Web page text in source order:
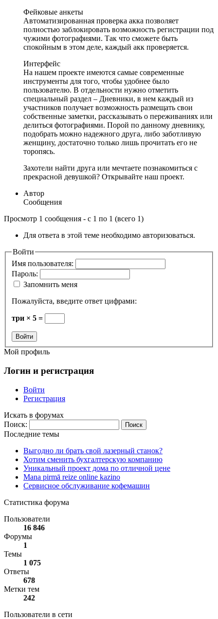
Фейковые анкеты
Автоматизированная проверка акка позволяет
полностью заблокировать возможность регистрации под
чужими фотографиями. Так что сможете быть
спокойным в этом деле, каждый акк проверяется.
Интерфейс
На нашем проекте имеются самые современные
инструменты для того, чтобы удобнее было
пользователю. В отдельности нужно отметить
специальный раздел – Дневники, в нем каждый из
участников получает возможность размещать свои
собственные заметки, рассказывать о переживаниях или
делиться фотографиями. Порой по данному дневнику,
подобрать можно надежного друга, либо заботливую
женщину, достаточно только лишь прочитать его не
торопясь.
Захотели найти друга или мечтаете познакомиться с
прекрасной девушкой? Открывайте наш проект.
Автор
Сообщения
Просмотр 1 сообщения - с 1 по 1 (всего 1)
Для ответа в этой теме необходимо авторизоваться.
Войти
Имя пользователя:
Пароль:
Запомнить меня
Пожалуйста, введите ответ цифрами:
три × 5 =
Войти
Мой профиль
Логин и регистрация
Войти
Регистрация
Искать в форумах
Поиск:
Последние темы
Выгодно ли брать свой лазерный станок?
Хотим сменить бухгалтерскую компанию
Уникальный проект дома по отличной цене
Mana pirmā reize online kazino
Сервисное обслуживание кофемашин
Статистика форума
Пользователи
16 846
Форумы
1
Темы
1 075
Ответы
678
Метки тем
242
Пользователи в сети